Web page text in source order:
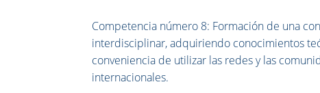
Competencia número 8: Formación de una
interdisciplinar, adquiriendo conocimientos
conveniencia de utilizar las redes y las
internacionales.